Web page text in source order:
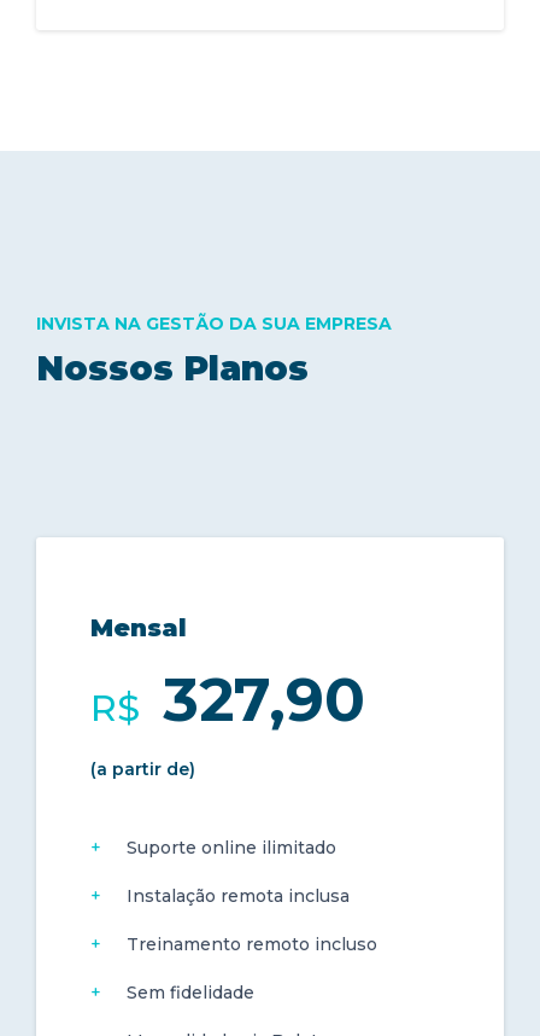
Nossos Planos
INVISTA NA GESTÃO DA SUA EMPRESA
Mensal
R$ 327,90
(a partir de)
Suporte online ilimitado
Instalação remota inclusa
Treinamento remoto incluso
Sem fidelidade